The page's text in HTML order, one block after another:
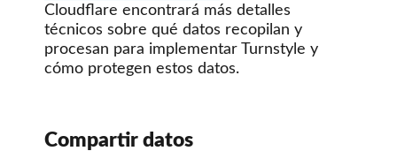
Cloudflare encontrará más detalles
técnicos sobre qué datos recopilan y
procesan para implementar Turnstyle y
cómo protegen estos datos.
Compartir datos